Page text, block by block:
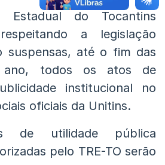
Estadual do Tocantins
a legislação
suspensas, até o fim das
ano, todos os atos de
institucional no
oficiais da Unitins.
de utilidade pública
pelo TRE-TO serão